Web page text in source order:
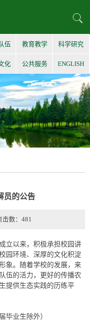
伍 教育教学 科学研究
化 公共服务 ENGLISH
员的公告
数： 481
立以来，积极承担校园讲
园环境、深厚的文化积淀
象。随着学校的发展，来
伍的活力，更好的传播农
提供生态实践的历练平
毕业生除外）